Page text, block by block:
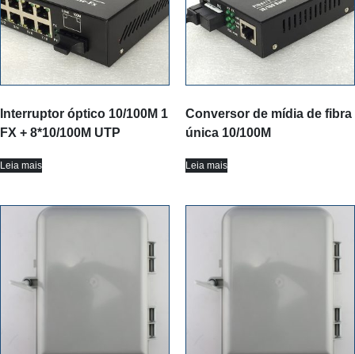
Interruptor óptico 10/100M 1
FX + 8*10/100M UTP
Leia mais
Conversor de mídia de fibra
única 10/100M
Leia mais